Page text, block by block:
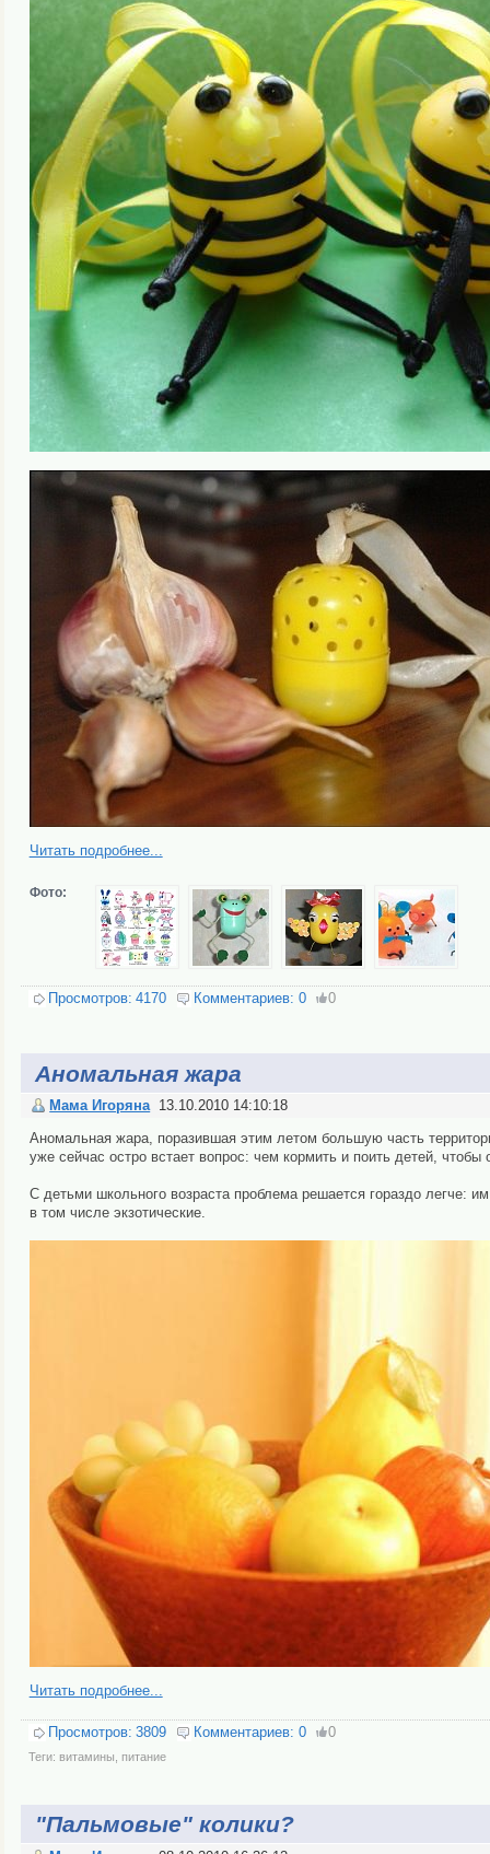
Читать подробнее...
Фото:
Просмотров: 4170 Комментариев: 0 0
Аномальная жара
Мама Игоряна 13.10.2010 14:10:18
Аномальная жара, поразившая этим летом большую часть
уже сейчас остро встает вопрос: чем кормить и поить детей,
С детьми школьного возраста проблема решается гораздо легче:
в том числе экзотические.
Читать подробнее...
Просмотров: 3809 Комментариев: 0 0
Теги: витамины, питание
"Пальмовые" колики?